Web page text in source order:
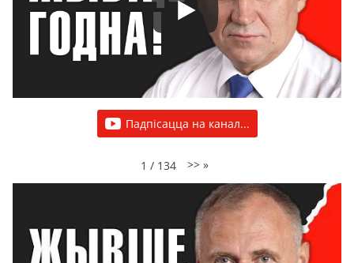
Падпісацца на канал...
1 / 134 >> »